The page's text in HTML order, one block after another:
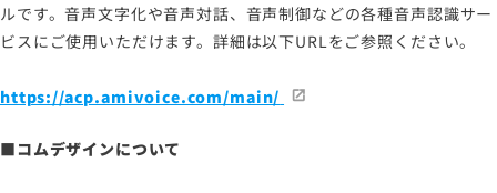
ルです。音声文字化や音声対話、音声制御などの各種音声認識サー
ビスにご使用いただけます。詳細は以下URLをご参照ください。
https://acp.amivoice.com/main/
■コムデザインについて